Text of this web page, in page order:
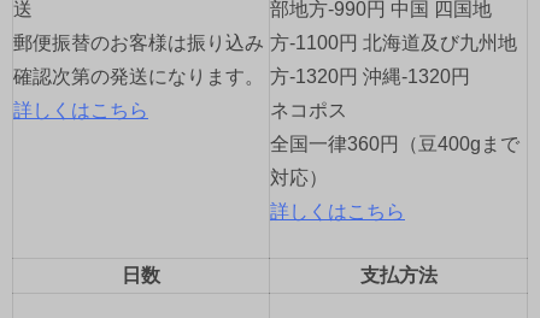
送
郵便振替のお客様は振り込み
確認次第の発送になります。
詳しくはこちら
部地方-990円 中国 四国地
方-1100円 北海道及び九州地
方-1320円 沖縄-1320円
ネコポス
全国一律360円（豆400gまで
対応）
詳しくはこちら
日数 支払方法